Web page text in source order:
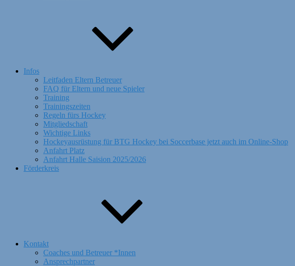
Infos
Leitfaden Eltern Betreuer
FAQ für Eltern und neue Spieler
Training
Trainingszeiten
Regeln fürs Hockey
Mitgliedschaft
Wichtige Links
Hockeyausrüstung für BTG Hockey bei Soccerbase jetzt auch im Online-Shop
Anfahrt Platz
Anfahrt Halle Saision 2025/2026
Förderkreis
Kontakt
Coaches und Betreuer *Innen
Ansprechpartner